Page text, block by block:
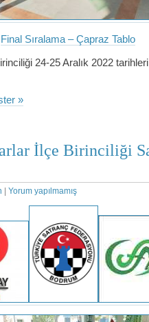
Final Sıralama – Çapraz Tablo
24-25 Aralık 2022
»
İlçe Birinciliği
| Yorum yapılmamış